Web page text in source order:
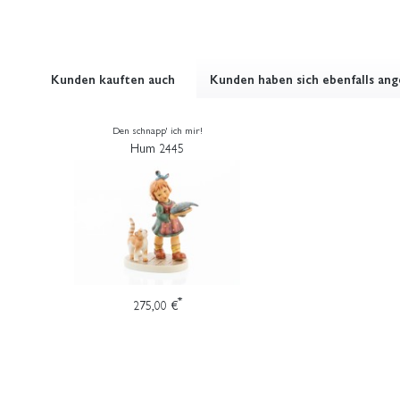
Kunden kauften auch Kunden haben sich ebenfalls
Den schnapp' ich mir!
Hum 2445
275,00 €*